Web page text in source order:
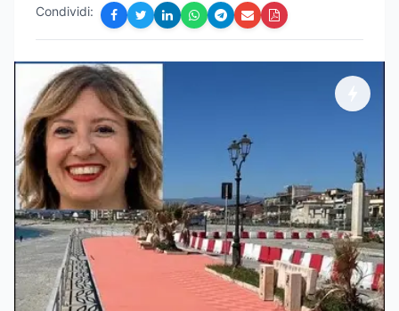
Condividi: